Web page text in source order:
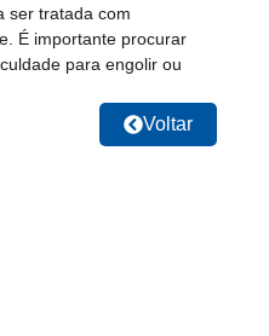
ser tratada com
É importante procurar
para engolir ou
Voltar